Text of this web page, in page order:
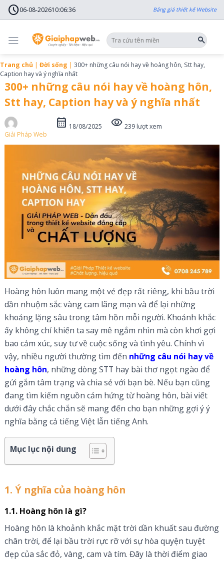
contentschedule06-08-202610:06:38 Bảng giá thiết kế Website
Trang chủ | Đời sống | 300+ những câu nói hay về hoàng hôn, Stt hay,
Caption hay và ý nghĩa nhất
300+ những câu nói hay về hoàng hôn,
Stt hay, Caption hay và ý nghĩa nhất
Giải Pháp Web
calendar_month 18/08/2025 visibility 239 lượt xem
Hoàng hôn luôn mang một vẻ đẹp rất riêng, khi bầu trời
dần nhuộm sắc vàng cam lãng mạn và để lại những
khoảng lặng sâu trong tâm hồn mỗi người. Khoảnh khắc
ấy không chỉ khiến ta say mê ngắm nhìn mà còn khơi gợi
bao cảm xúc, suy tư về cuộc sống và tình yêu. Chính vì
vậy, nhiều người thường tìm đến những câu nói hay về
hoàng hôn, những dòng STT hay bài thơ ngọt ngào để
gửi gắm tâm trạng và chia sẻ với bạn bè. Nếu bạn cũng
đang tìm kiếm nguồn cảm hứng từ hoàng hôn, bài viết
dưới đây chắc chắn sẽ mang đến cho bạn những gợi ý ý
nghĩa bằng cả tiếng Việt lẫn tiếng Anh.
Mục lục nội dung
1. Ý nghĩa của hoàng hôn
1.1. Hoàng hôn là gì?
Hoàng hôn là khoảnh khắc mặt trời dần khuất sau đường
chân trời, để lại bầu trời rực rỡ với sự hòa quyện tuyệt
đẹp của sắc đỏ, vàng, cam và tím. Đây là thời điểm giao